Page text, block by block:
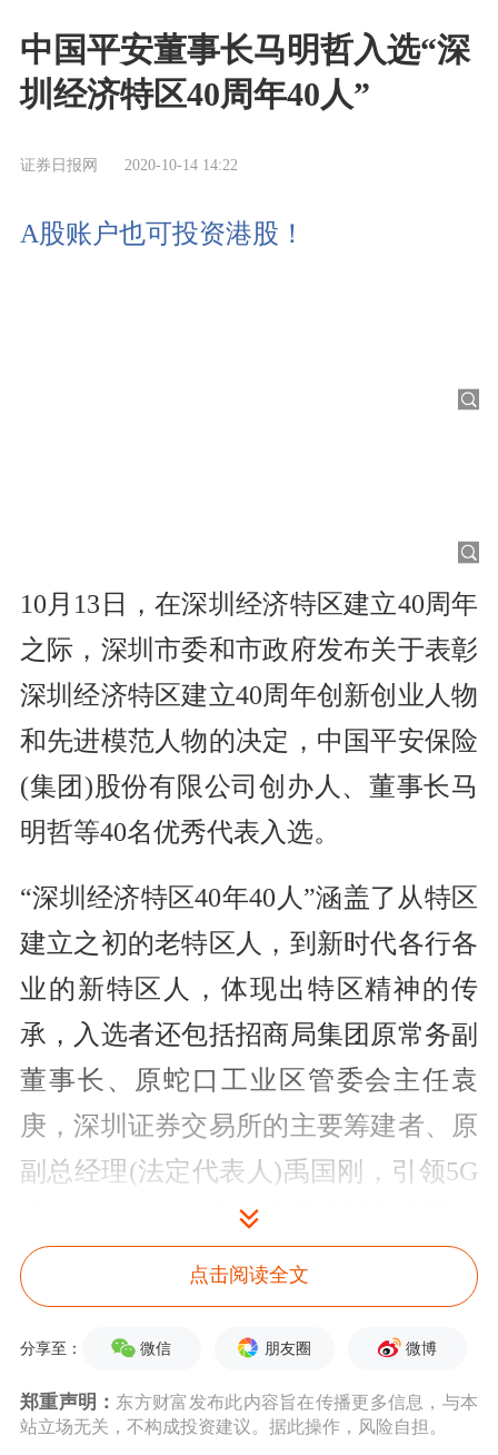
中国平安董事长马明哲入选“深
圳经济特区40周年40人”
证券日报网 2020-10-14 14:22
A股账户也可投资港股！
10月13日，在深圳经济特区建立40周年
之际，深圳市委和市政府发布关于表彰
深圳经济特区建立40周年创新创业人物
和先进模范人物的决定，中国平安保险
(集团)股份有限公司创办人、董事长马
明哲等40名优秀代表入选。
“深圳经济特区40年40人”涵盖了从特区
建立之初的老特区人，到新时代各行各
业的新特区人，体现出特区精神的传
承，入选者还包括招商局集团原常务副
董事长、原蛇口工业区管委会主任袁
庚，深圳证券交易所的主要筹建者、原
副总经理(法定代表人)禹国刚，引领5G
研发的华为2012实验室导师部高级顾问
霍大伟等。
立时代潮头、锐意改革创新、敢于实践
点击阅读全文
分享至： 微信 朋友圈 微博
郑重声明： 东方财富发布此内容旨在传播更多信息，与本
站立场无关，不构成投资建议。据此操作，风险自担。